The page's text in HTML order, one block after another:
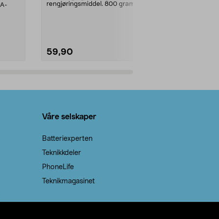
rengjøringsmiddel. 800 gram
59,90
Våre selskaper
Batteriexperten
Teknikkdeler
PhoneLife
Teknikmagasinet